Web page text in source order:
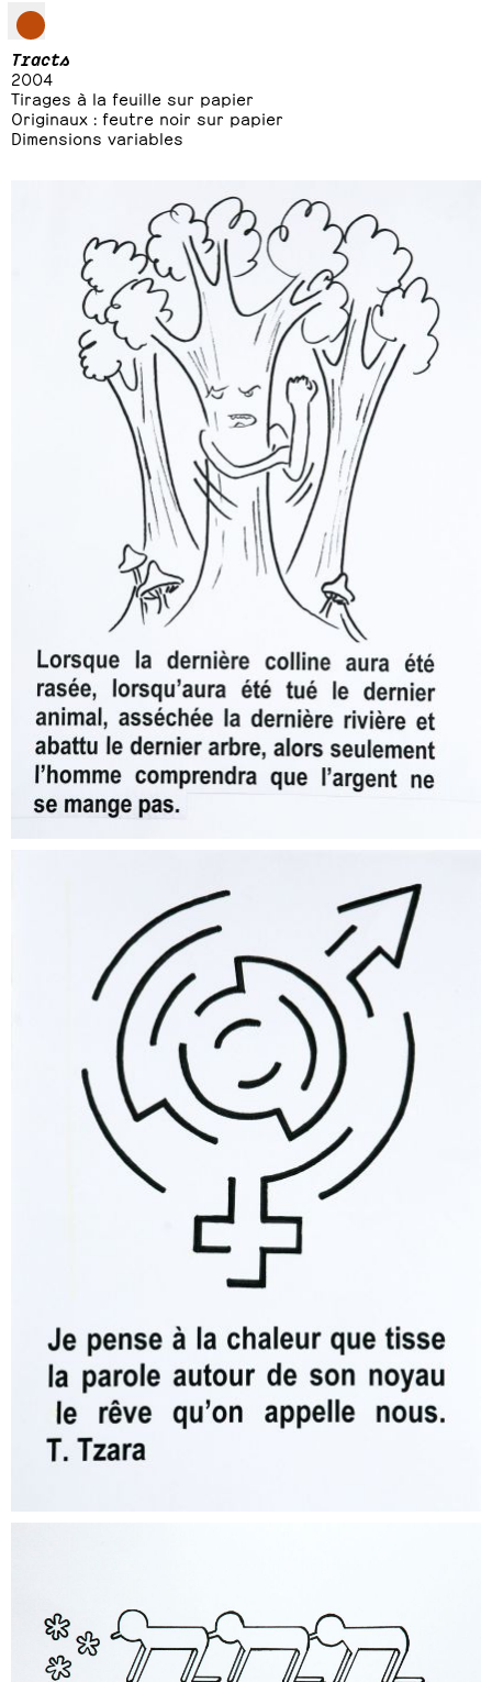
Tracts
2004
Tirages à la feuille sur papier
Originaux : feutre noir sur papier
Dimensions variables